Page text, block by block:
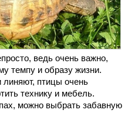
ведь очень важно,
темпу и образу жизни.
линяют, птицы очень
технику и мебель.
можно выбрать забавную